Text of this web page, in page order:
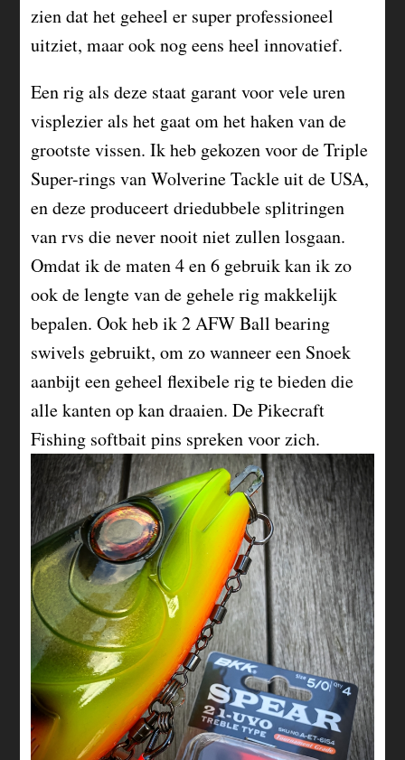
zien dat het geheel er super professioneel
uitziet, maar ook nog eens heel innovatief.
Een rig als deze staat garant voor vele uren
visplezier als het gaat om het haken van de
grootste vissen. Ik heb gekozen voor de Triple
Super-rings van Wolverine Tackle uit de USA,
en deze produceert driedubbele splitringen
van rvs die never nooit niet zullen losgaan.
Omdat ik de maten 4 en 6 gebruik kan ik zo
ook de lengte van de gehele rig makkelijk
bepalen. Ook heb ik 2 AFW Ball bearing
swivels gebruikt, om zo wanneer een Snoek
aanbijt een geheel flexibele rig te bieden die
alle kanten op kan draaien. De Pikecraft
Fishing softbait pins spreken voor zich.